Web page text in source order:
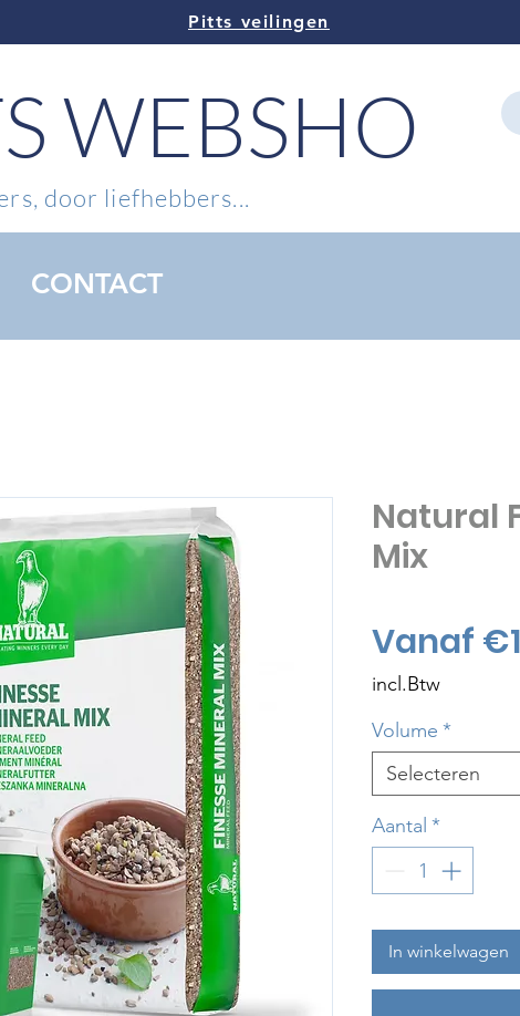
Pitts veilingen
WEBSHOP
door liefhebbers...
CONTACT
Natural
Mix
Vanaf
incl.Btw
Volume *
Selecteren
Aantal *
In winkelwagen